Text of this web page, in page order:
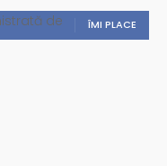
ÎMI PLACE
de